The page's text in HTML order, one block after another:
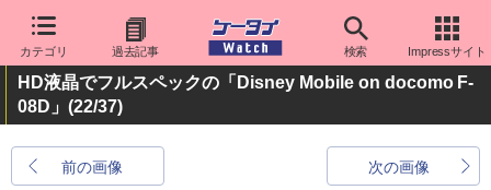
カテゴリ 過去記事 検索 Impressサイト
HD液晶でフルスペックの「Disney Mobile on docomo F-
08D」 (22/37)
前の画像 次の画像